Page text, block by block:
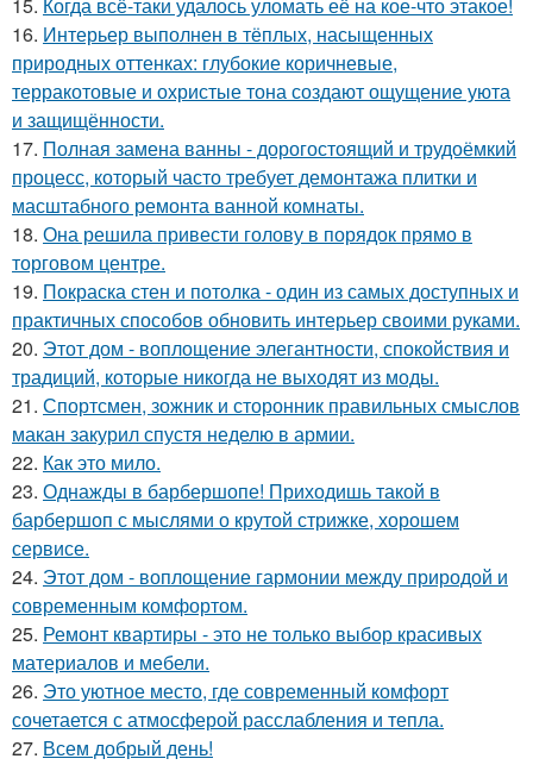
16. Интерьер выполнен в тёплых, насыщенных
природных оттенках: глубокие коричневые,
терракотовые и охристые тона создают ощущение уюта
и защищённости.
17. Полная замена ванны - дорогостоящий и трудоёмкий
процесс, который часто требует демонтажа плитки и
масштабного ремонта ванной комнаты.
18. Она решила привести голову в порядок прямо в
торговом центре.
19. Покраска стен и потолка - один из самых доступных и
практичных способов обновить интерьер своими руками.
20. Этот дом - воплощение элегантности, спокойствия и
традиций, которые никогда не выходят из моды.
21. Спортсмен, зожник и сторонник правильных смыслов
макан закурил спустя неделю в армии.
22. Как это мило.
23. Однажды в барбершопе! Приходишь такой в
барбершоп с мыслями о крутой стрижке, хорошем
сервисе.
24. Этот дом - воплощение гармонии между природой и
современным комфортом.
25. Ремонт квартиры - это не только выбор красивых
материалов и мебели.
26. Это уютное место, где современный комфорт
сочетается с атмосферой расслабления и тепла.
27. Всем добрый день!